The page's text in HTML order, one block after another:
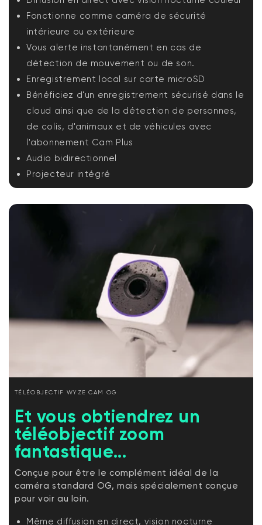
Fonctionne comme caméra de sécurité
intérieure ou extérieure
Vous alerte instantanément en cas de
détection de mouvement ou de son.
Enregistrement local sur carte microSD
Bénéficiez d'un enregistrement sécurisé dans le
cloud ainsi que de la détection de personnes,
de colis, d'animaux et de véhicules avec
l'abonnement Cam Plus
Audio bidirectionnel
Projecteur intégré
TÉLÉOBJECTIF WYZE CAM OG
Et vous obtiendrez un
téléobjectif zoom
fantastique...
Conçue pour être le complément idéal de la
caméra standard OG, mais spécialement conçue
pour voir au loin.
Même diffusion en direct, vision nocturne